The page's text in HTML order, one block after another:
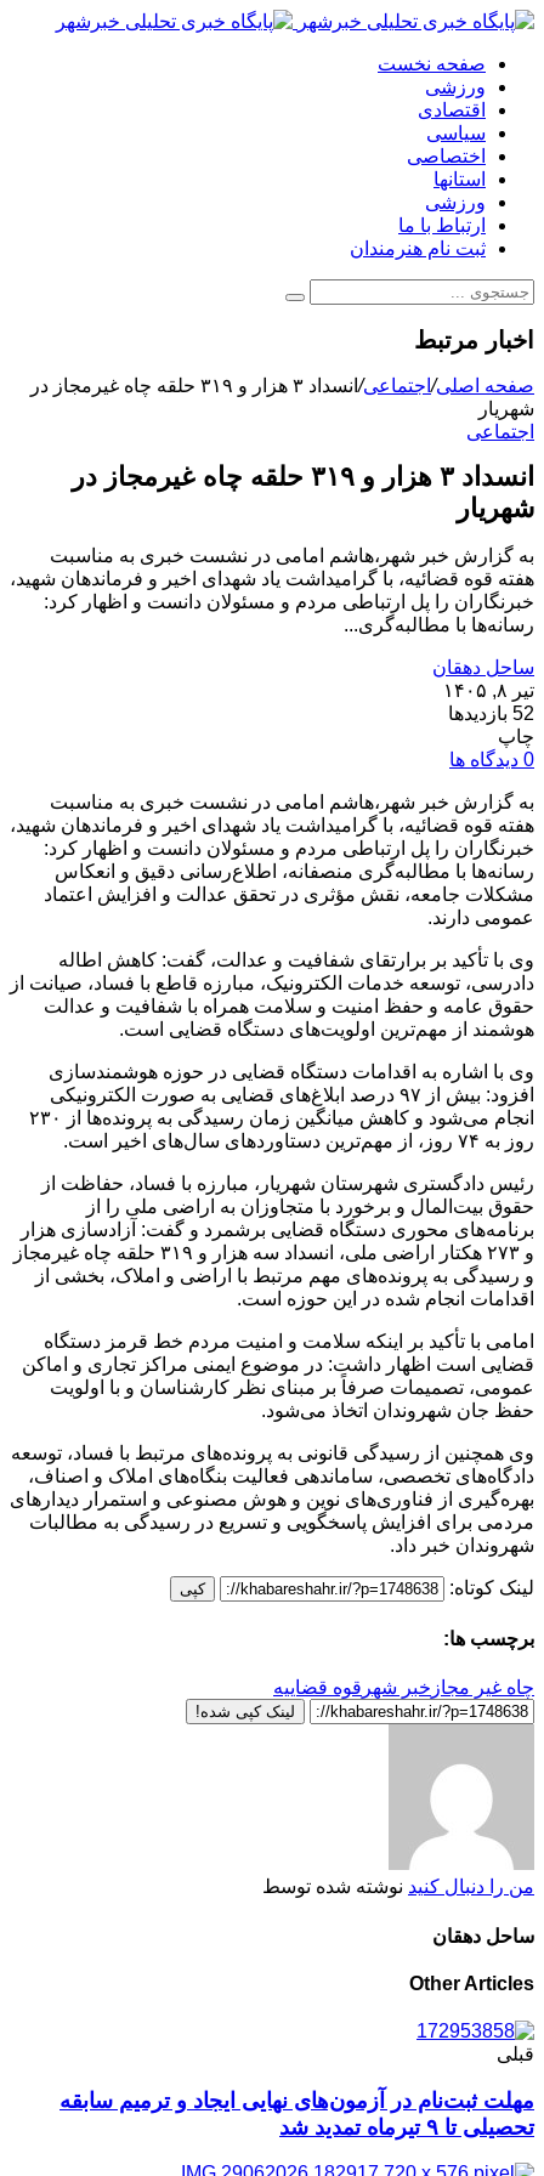
صفحه نخست
ورزشی
اقتصادی
سیاسی
اختصاصی
استانها
ورزشی
ارتباط با ما
ثبت نام هنرمندان
اخبار مرتبط
صفحه اصلی/اجتماعی/
انسداد ۳ هزار و ۳۱۹ حلقه چاه غیرمجاز در
شهریار
اجتماعی
انسداد ۳ هزار و ۳۱۹ حلقه چاه غیرمجاز در
شهریار
به گزارش خبر شهر،هاشم امامی در نشست خبری به مناسبت
هفته قوه قضائیه، با گرامیداشت یاد شهدای اخیر و فرماندهان شهید،
خبرنگاران را پل ارتباطی مردم و مسئولان دانست و اظهار کرد:
رسانه‌ها با مطالبه‌گری...
ساحل دهقان
تیر ۸, ۱۴۰۵
52 بازدیدها
چاپ
0 دیدگاه ها
به گزارش خبر شهر،هاشم امامی در نشست خبری به مناسبت
هفته قوه قضائیه، با گرامیداشت یاد شهدای اخیر و فرماندهان شهید،
خبرنگاران را پل ارتباطی مردم و مسئولان دانست و اظهار کرد:
رسانه‌ها با مطالبه‌گری منصفانه، اطلاع‌رسانی دقیق و انعکاس
مشکلات جامعه، نقش مؤثری در تحقق عدالت و افزایش اعتماد
عمومی دارند.
وی با تأکید بر برارتقای شفافیت و عدالت، گفت: کاهش اطاله
دادرسی، توسعه خدمات الکترونیک، مبارزه قاطع با فساد، صیانت از
حقوق عامه و حفظ امنیت و سلامت همراه با شفافیت و عدالت
هوشمند از مهم‌ترین اولویت‌های دستگاه قضایی است.
وی با اشاره به اقدامات دستگاه قضایی در حوزه هوشمندسازی
افزود: بیش از ۹۷ درصد ابلاغ‌های قضایی به صورت الکترونیکی
انجام می‌شود و کاهش میانگین زمان رسیدگی به پرونده‌ها از ۲۳۰
روز به ۷۴ روز، از مهم‌ترین دستاوردهای سال‌های اخیر است.
رئیس دادگستری شهرستان شهریار، مبارزه با فساد، حفاظت از
حقوق بیت‌المال و برخورد با متجاوزان به اراضی ملی را از
برنامه‌های محوری دستگاه قضایی برشمرد و گفت: آزادسازی هزار
و ۲۷۳ هکتار اراضی ملی، انسداد سه هزار و ۳۱۹ حلقه چاه غیرمجاز
و رسیدگی به پرونده‌های مهم مرتبط با اراضی و املاک، بخشی از
اقدامات انجام شده در این حوزه است.
امامی با تأکید بر اینکه سلامت و امنیت مردم خط قرمز دستگاه
قضایی است اظهار داشت: در موضوع ایمنی مراکز تجاری و اماکن
عمومی، تصمیمات صرفاً بر مبنای نظر کارشناسان و با اولویت
حفظ جان شهروندان اتخاذ می‌شود.
وی همچنین از رسیدگی قانونی به پرونده‌های مرتبط با فساد، توسعه
دادگاه‌های تخصصی، ساماندهی فعالیت بنگاه‌های املاک و اصناف،
بهره‌گیری از فناوری‌های نوین و هوش مصنوعی و استمرار دیدارهای
مردمی برای افزایش پاسخگویی و تسریع در رسیدگی به مطالبات
شهروندان خبر داد.
لینک کوتاه: کپی
برچسب ها:
چاه غیر مجاز خبر شهر قوه قضاییه
لینک کپی شده!
من را دنبال کنید نوشته شده توسط
ساحل دهقان
Other Articles
قبلی
مهلت ثبت‌نام در آزمون‌های نهایی ایجاد و ترمیم سابقه
تحصیلی تا ۹ تیرماه تمدید شد